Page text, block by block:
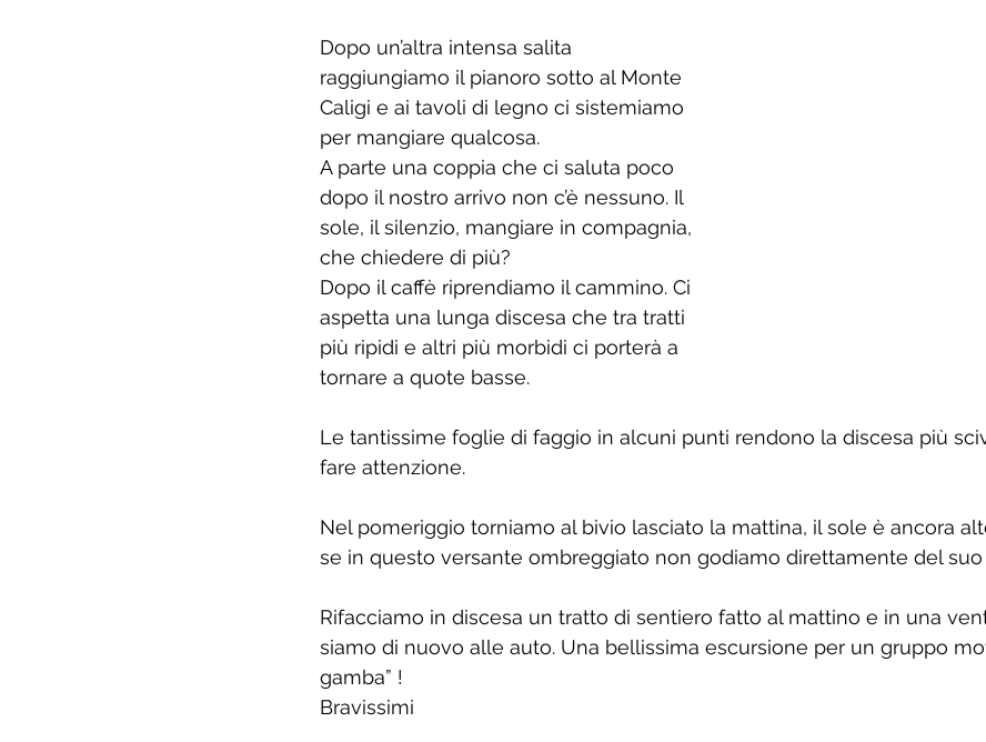
Dopo un’altra intensa salita
raggiungiamo il pianoro sotto al Monte
Caligi e ai tavoli di legno ci sistemiamo
per mangiare qualcosa.
A parte una coppia che ci saluta poco
dopo il nostro arrivo non c’è nessuno. Il
sole, il silenzio, mangiare in compagnia,
che chiedere di più?
Dopo il caffè riprendiamo il cammino. Ci
aspetta una lunga discesa che tra tratti
più ripidi e altri più morbidi ci porterà a
tornare a quote basse.
Le tantissime foglie di faggio in alcuni punti rendono la discesa più
fare attenzione.
Nel pomeriggio torniamo al bivio lasciato la mattina, il sole è ancora
se in questo versante ombreggiato non godiamo direttamente del suo
Rifacciamo in discesa un tratto di sentiero fatto al mattino e in una
siamo di nuovo alle auto. Una bellissima escursione per un gruppo
gamba” !
Bravissimi